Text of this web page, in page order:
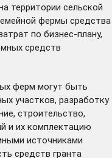
территории сельской
фермы средства
по бизнес-плану,
средств
ферм могут быть
участков, разработку
строительство,
и их комплектацию
источниками
средств гранта